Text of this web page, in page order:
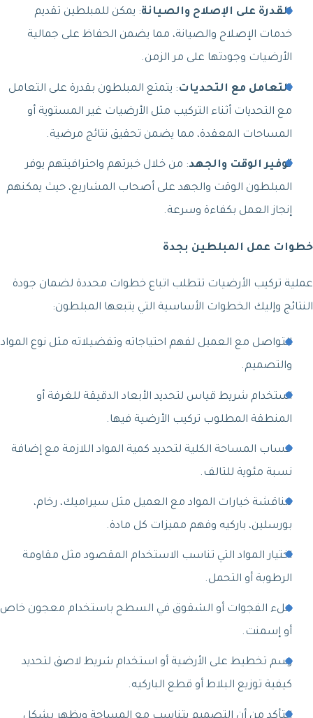
القدرة على الإصلاح والصيانة: يمكن للمبلطين تقديم
خدمات الإصلاح والصيانة، مما يضمن الحفاظ على جمالية
الأرضيات وجودتها على مر الزمن.
التعامل مع التحديات: يتمتع المبلطون بقدرة على التعامل
مع التحديات أثناء التركيب مثل الأرضيات غير المستوية أو
المساحات المعقدة، مما يضمن تحقيق نتائج مرضية.
توفير الوقت والجهد: من خلال خبرتهم واحترافيتهم يوفر
المبلطون الوقت والجهد على أصحاب المشاريع، حيث يمكنهم
إنجاز العمل بكفاءة وسرعة.
خطوات عمل المبلطين بجدة
عملية تركيب الأرضيات تتطلب اتباع خطوات محددة لضمان جودة
النتائج وإليك الخطوات الأساسية التي يتبعها المبلطون:
التواصل مع العميل لفهم احتياجاته وتفضيلاته مثل نوع المواد
والتصميم.
استخدام شريط قياس لتحديد الأبعاد الدقيقة للغرفة أو
المنطقة المطلوب تركيب الأرضية فيها.
حساب المساحة الكلية لتحديد كمية المواد اللازمة مع إضافة
نسبة مئوية للتالف.
مناقشة خيارات المواد مع العميل مثل سيراميك، رخام،
بورسلين، باركيه وفهم مميزات كل مادة.
اختيار المواد التي تناسب الاستخدام المقصود مثل مقاومة
الرطوبة أو التحمل.
ملء الفجوات أو الشقوق في السطح باستخدام معجون خاص
أو إسمنت.
رسم تخطيط على الأرضية أو استخدام شريط لاصق لتحديد
كيفية توزيع البلاط أو قطع الباركيه.